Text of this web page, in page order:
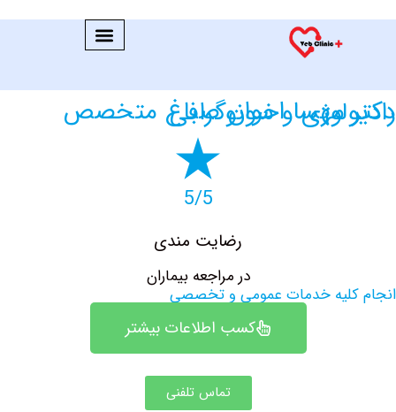
صباغ متخصص رادیولوژی و سونوگرافی
رضایت مندی
در مراجعه بیماران
خدمات عمومی و تخصصی
کسب اطلاعات بیشتر
تماس تلفنی